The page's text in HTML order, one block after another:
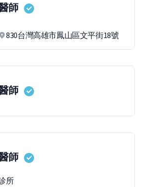
師
830台灣高雄市鳳山區文平街18號
師
師
所